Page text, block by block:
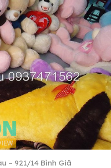
– 921/14 Bình Giã